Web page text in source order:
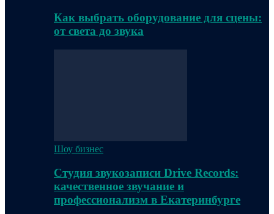
Как выбрать оборудование для сцены:
от света до звука
Шоу бизнес
Студия звукозаписи Drive Records:
качественное звучание и
профессионализм в Екатеринбурге